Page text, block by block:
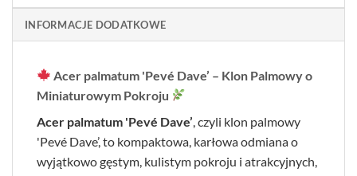
INFORMACJE DODATKOWE
Acer palmatum 'Pevé Dave’ – Klon Palmowy o
Miniaturowym Pokroju
Acer palmatum 'Pevé Dave’ , czyli klon palmowy
'Pevé Dave’, to kompaktowa, karłowa odmiana o
wyjątkowo gęstym, kulistym pokroju i atrakcyjnych,